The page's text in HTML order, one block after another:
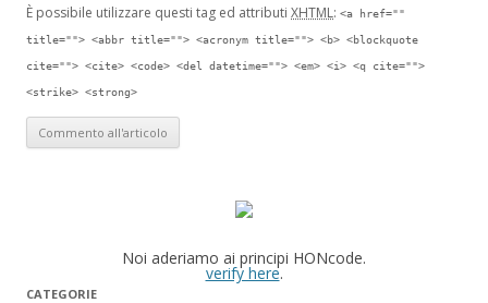
È possibile utilizzare questi tag ed attributi XHTML: <a href=""
title=""> <abbr title=""> <acronym title=""> <b> <blockquote
cite=""> <cite> <code> <del datetime=""> <em> <i> <q cite="">
<strike> <strong>
Noi aderiamo ai principi HONcode.
verify here.
CATEGORIE